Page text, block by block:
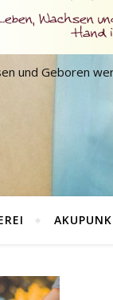
und Geboren